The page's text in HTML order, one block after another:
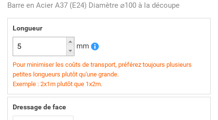
Barre en Acier A37 (E24) Diamètre ⌀100 à la découpe
Longueur
mm
Pour minimiser les coûts de transport, préférez toujours plusieurs
petites longueurs plutôt qu'une grande.
Exemple : 2x1m plutôt que 1x2m.
Dressage de face